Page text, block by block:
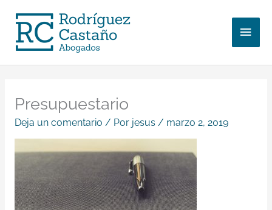
contenido
Presupuestario
Deja un comentario / Por jesus / marzo 2, 2019